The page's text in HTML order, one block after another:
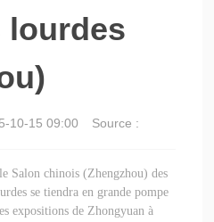
lourdes
10-15 09:00 Source :
Salon chinois (Zhengzhou) des
se tiendra en grande pompe
expositions de Zhongyuan à